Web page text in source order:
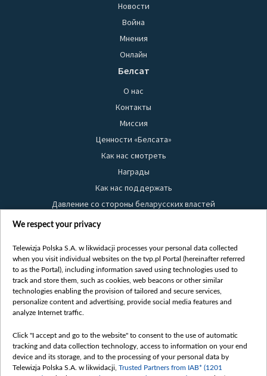
Новости
Война
Мнения
Онлайн
Белсат
О нас
Контакты
Миссия
Ценности «Белсата»
Как нас смотреть
Награды
Как нас поддержать
Давление со стороны беларусских властей
Правила использования материалов
Безопасность
Youtube
Белсат news
Белсат Life
Belsat English
Biełsat PL
Белсат Now
We respect your privacy
Telewizja Polska S.A. w likwidacji processes your personal data collected
when you visit individual websites on the tvp.pl Portal (hereinafter referred
to as the Portal), including information saved using technologies used to
track and store them, such as cookies, web beacons or other similar
technologies enabling the provision of tailored and secure services,
personalize content and advertising, provide social media features and
analyze Internet traffic.
Click "I accept and go to the website" to consent to the use of automatic
tracking and data collection technology, access to information on your end
device and its storage, and to the processing of your personal data by
Telewizja Polska S.A. w likwidacji, Trusted Partners from IAB* (1201